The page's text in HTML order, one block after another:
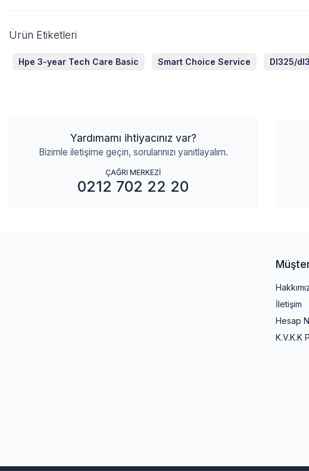
Ürün Etiketleri
Hpe 3-year Tech Care Basic Smart Choice Service Dl325/
Yardımamı ihtiyacınız var?
Bizimle iletişime geçin, sorularınızı yanıtlayalım.
ÇAĞRI MERKEZİ
0212 702 22 20
İletişim
Hesap
K.V.K.K